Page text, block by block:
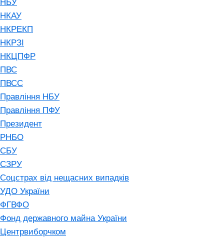
НБУ
НКАУ
НКРЕКП
НКРЗІ
НКЦПФР
ПВС
ПВСС
Правління НБУ
Правління ПФУ
Президент
РНБО
СБУ
СЗРУ
Соцстрах від нещасних випадків
УДО України
ФГВФО
Фонд державного майна України
Центрвиборчком